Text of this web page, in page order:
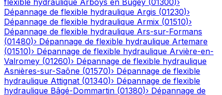
flexible hydraulique Arboys en Bugey (01300)›
Dépannage de flexible hydraulique Argis (01230)›
Dépannage de flexible hydraulique Armix (01510)›
Dépannage de flexible hydraulique Ars-sur-Formans
(01480)› Dépannage de flexible hydraulique Artemare
(01510)› Dépannage de flexible hydraulique Arvière-en-
Valromey (01260)› Dépannage de flexible hydraulique
Asnières-sur-Saône (01570)› Dépannage de flexible
hydraulique Attignat (01340)› Dépannage de flexible
hydraulique Bâgé-Dommartin (01380)› Dépannage de